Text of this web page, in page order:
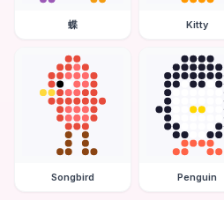
蝶 Kitty
Songbird Penguin